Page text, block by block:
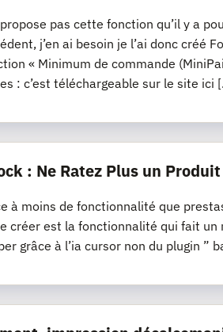
pas cette fonction qu’il y a
j’en ai besoin je l’ai donc créé
« Minimum de commande
: c’est téléchargeable sur le site ici
: Ne Ratez Plus un
à moins de fonctionnalité que
créer est la fonctionnalité qui fait
grâce à l’ia cursor non du plugin ”